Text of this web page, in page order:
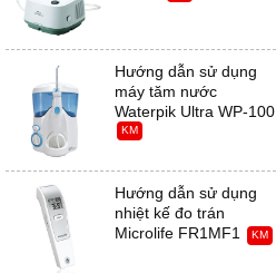
Hướng dẫn sử dụng
máy tăm nước
Waterpik Ultra WP-100
KM
Hướng dẫn sử dụng
nhiệt kế đo trán
Microlife FR1MF1
KM